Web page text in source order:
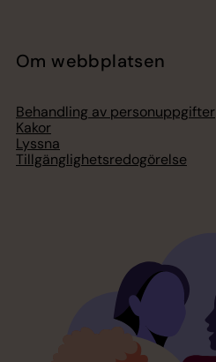
Om webbplatsen
Behandling av personuppgifter
Kakor
Lyssna
Tillgänglighetsredogörelse